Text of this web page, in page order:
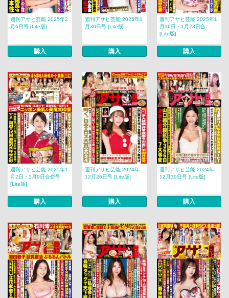
週刊アサヒ芸能 2025年2
月6日号 [Lite版]
購入
週刊アサヒ芸能 2025年1
月30日号 [Lite版]
購入
週刊アサヒ芸能 2025年1
月16日・1月23日合...
[Lite版]
購入
週刊アサヒ芸能 2025年1
月2日・1月9日合併号
[Lite版]
購入
週刊アサヒ芸能 2024年
12月26日号 [Lite版]
購入
週刊アサヒ芸能 2024年
12月19日号 [Lite版]
購入